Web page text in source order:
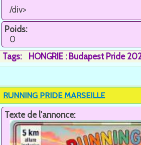
/div>
Poids:
0
Tags:
HONGRIE : Budapest Pride
RUNNING PRIDE MARSEILLE
Texte de l'annonce: